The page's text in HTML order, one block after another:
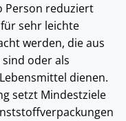
Person reduziert
sehr leichte
werden, die aus
oder als
dienen.
setzt Mindestziele